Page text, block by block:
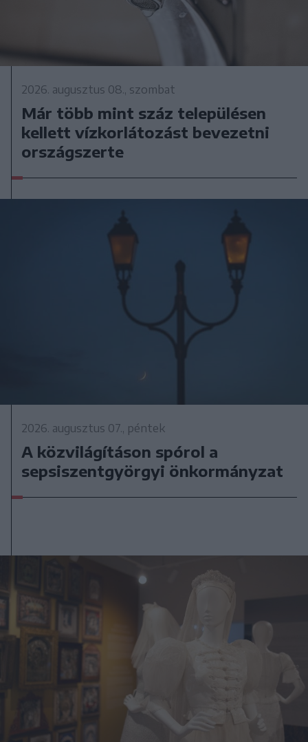
2026. augusztus 08., szombat
Már több mint száz településen
kellett vízkorlátozást bevezetni
országszerte
2026. augusztus 07., péntek
A közvilágításon spórol a
sepsiszentgyörgyi önkormányzat